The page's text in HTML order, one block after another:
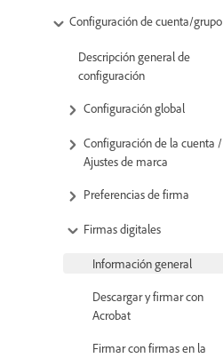
Configuración de cuenta/grupo
Descripción general de
configuración
Configuración global
Configuración de la cuenta /
Ajustes de marca
Preferencias de firma
Firmas digitales
Información general
Descargar y firmar con
Acrobat
Firmar con firmas en la